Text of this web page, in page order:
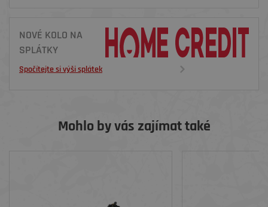
NOVÉ KOLO NA
SPLÁTKY
Spočítejte si výši splátek
Mohlo by vás zajímat také